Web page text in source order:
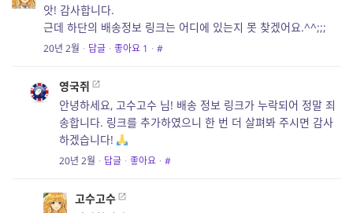
앗! 감사합니다.
근데 하단의 배송정보 링크는 어디에 있는지 못 찾겠어요.^^;;;
20년 2월 · 답글 · 좋아요 1 · #
영국쥐
안녕하세요, 고수고수 님! 배송 정보 링크가 누락되어 정말 죄
송합니다. 링크를 추가하였으니 한 번 더 살펴봐 주시면 감사
하겠습니다!
20년 2월 · 답글 · 좋아요 · #
고수고수